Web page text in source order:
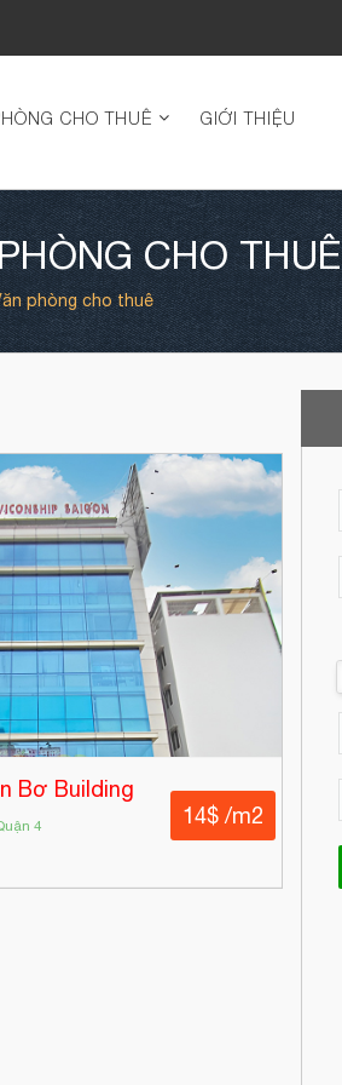
CHO THUÊ GIỚI THIỆU
CHO THUÊ
phòng cho thuê
Bơ Building
4 14$ /m2